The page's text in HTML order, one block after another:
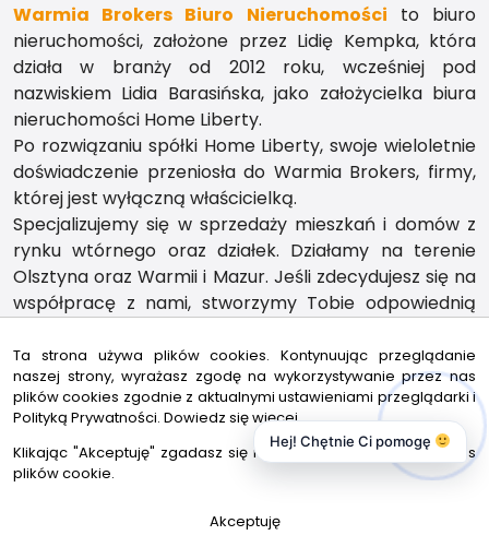
Warmia Brokers Biuro Nieruchomości to biuro
nieruchomości, założone przez Lidię Kempka, która
działa w branży od 2012 roku, wcześniej pod
nazwiskiem Lidia Barasińska, jako założycielka biura
nieruchomości Home Liberty.
Po rozwiązaniu spółki Home Liberty, swoje wieloletnie
doświadczenie przeniosła do Warmia Brokers, firmy,
której jest wyłączną właścicielką.
Specjalizujemy się w sprzedaży mieszkań i domów z
rynku wtórnego oraz działek. Działamy na terenie
Olsztyna oraz Warmii i Mazur. Jeśli zdecydujesz się na
współpracę z nami, stworzymy Tobie odpowiednią
oczekiwań, planów i celów.
Gwarantujemy bezpieczeństwo transakcji oraz
korzystną sprzedaż. Posiadamy wiedzę z home
stagingu oraz polisę ubezpieczeniową, która chroni
każdą transakcję.
Będziemy Twoim ekspertem, partnerem oraz
Ta strona używa plików cookies. Kontynuując przeglądanie
naszej strony, wyrażasz zgodę na wykorzystywanie przez nas
plików cookies zgodnie z aktualnymi ustawieniami przeglądarki i
Polityką Prywatności. Dowiedz się więcej
Klikając "Akceptuję" zgadasz się na wykorzystywanie przez nas
plików cookie.
Akceptuję
Hej! Chętnie Ci pomogę